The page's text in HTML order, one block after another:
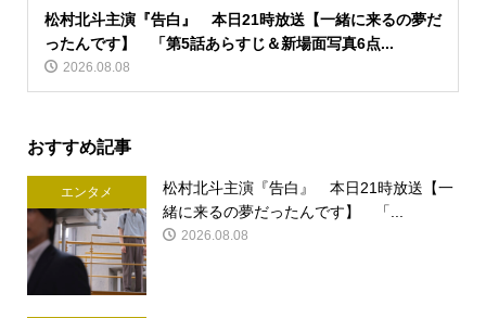
松村北斗主演『告白』 本日21時放送【一緒に来るの夢だ
ったんです】 「第5話あらすじ＆新場面写真6点...
2026.08.08
おすすめ記事
エンタメ
松村北斗主演『告白』 本日21時放送【一
緒に来るの夢だったんです】 「...
2026.08.08